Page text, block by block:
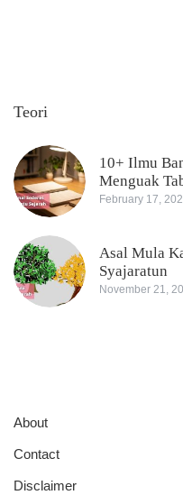
Teori
10+ Ilmu
Menguak
February 17,
Asal Mula
Syajaratun
November 21,
About
Contact
Disclaimer